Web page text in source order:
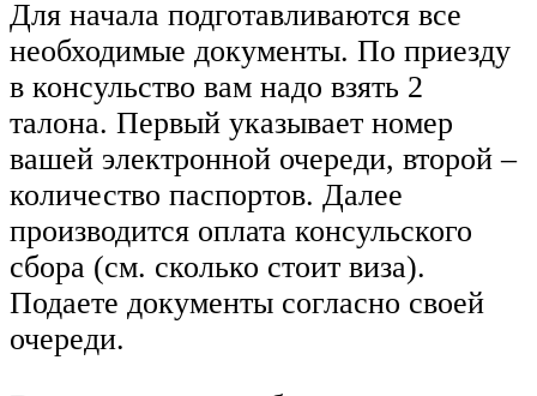
Для начала подготавливаются все
необходимые документы. По приезду
в консульство вам надо взять 2
талона. Первый указывает номер
вашей электронной очереди, второй –
количество паспортов. Далее
производится оплата консульского
сбора (см. сколько стоит виза).
Подаете документы согласно своей
очереди.